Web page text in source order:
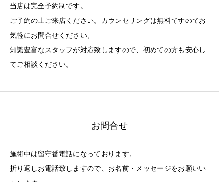
当店は完全予約制です。
ご予約の上ご来店ください。カウンセリングは無料ですのでお
気軽にお問合せください。
知識豊富なスタッフが対応致しますので、初めての方も安心し
てご相談ください。
お問合せ
施術中は留守番電話になっております。
折り返しお電話致しますので、お名前・メッセージをお願いい